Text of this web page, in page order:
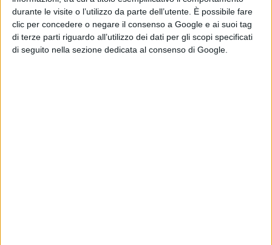
durante le visite o l’utilizzo da parte dell’utente. È possibile fare
clic per concedere o negare il consenso a Google e ai suoi tag
di terze parti riguardo all’utilizzo dei dati per gli scopi specificati
di seguito nella sezione dedicata al consenso di Google.
Godzilla Minus
Zero: il re dei
mostri torna nel
teaser trailer